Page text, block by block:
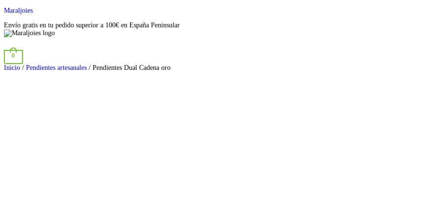
Maraljoies
Envío gratis en tu pedido superior a 100€ en España Peninsular
0
Inicio / Pendientes artesanales / Pendientes Dual Cadena oro